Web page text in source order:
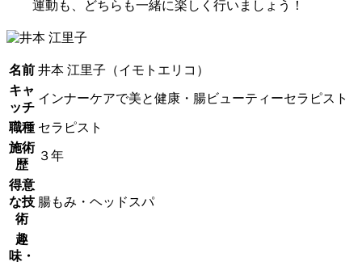
運動も、どちらも一緒に楽しく行いましょう！
名前 井本 江里子（イモトエリコ）
キャ
ッチ
インナーケアで美と健康・腸ビューティーセラピスト
職種 セラピスト
施術
歴
３年
得意
な技
術
腸もみ・ヘッドスパ
趣
味・